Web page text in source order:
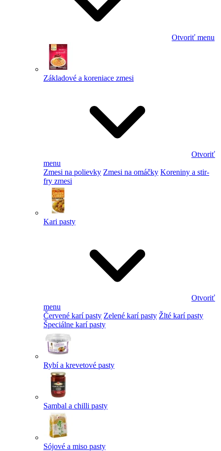
Otvoriť menu
Základové a koreniace zmesi
Otvoriť
menu
Zmesi na polievky Zmesi na omáčky Koreniny a stir-
fry zmesi
Kari pasty
Otvoriť
menu
Červené karí pasty Zelené karí pasty Žlté karí pasty
Špeciálne karí pasty
Rybí a krevetové pasty
Sambal a chilli pasty
Sójové a miso pasty